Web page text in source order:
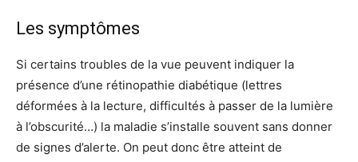
Les symptômes
Si certains troubles de la vue peuvent indiquer la
présence d’une rétinopathie diabétique (lettres
déformées à la lecture, difficultés à passer de la lumière
à l’obscurité…) la maladie s’installe souvent sans donner
de signes d’alerte. On peut donc être atteint de